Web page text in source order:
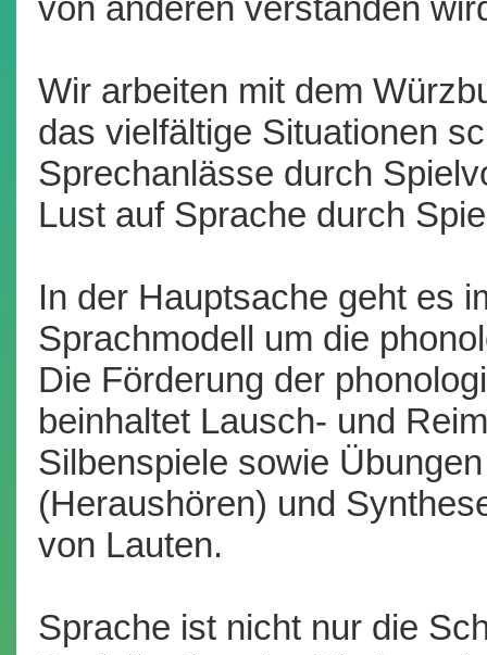
Wir arbeiten mit dem
das vielfältige Situationen
Sprechanlässe durch
Lust auf Sprache durch
In der Hauptsache geht es
Sprachmodell um die
Die Förderung der
beinhaltet Lausch- und
Silbenspiele sowie
(Heraushören) und
von Lauten.
Sprache ist nicht nur die